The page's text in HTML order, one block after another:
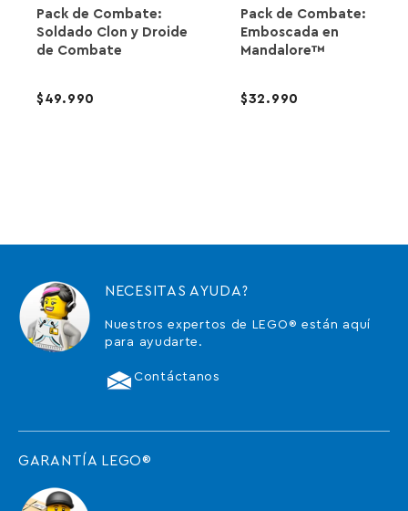
Pack de Combate:
Soldado Clon y Droide
de Combate
49.990
Pack de Combate:
Emboscada en
Mandalore™
32.990
NECESITAS AYUDA?
Nuestros expertos de LEGO® están aquí
para ayudarte.
Contáctanos
GARANTÍA LEGO®